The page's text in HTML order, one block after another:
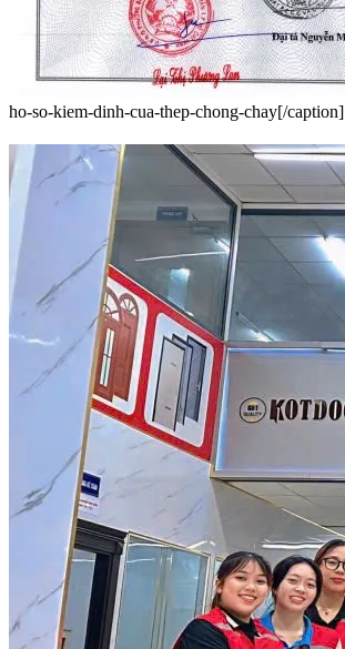
ho-so-kiem-dinh-cua-thep-chong-chay[/caption]